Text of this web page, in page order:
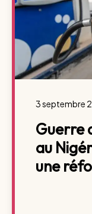
3 septembre
Guerre
au
une